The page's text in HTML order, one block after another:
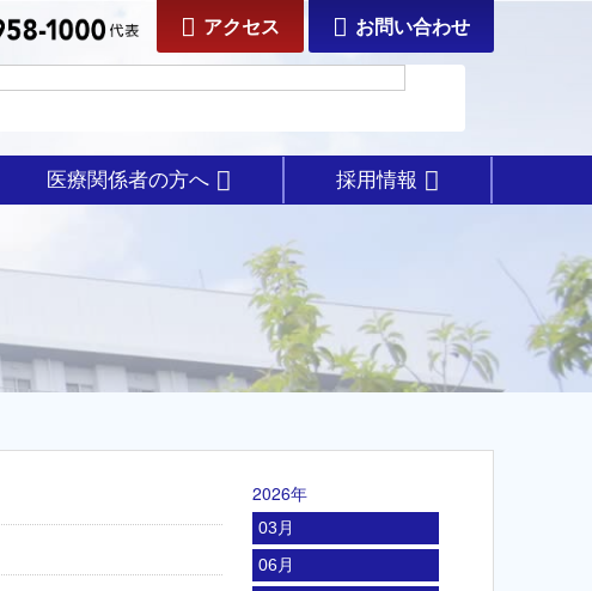
アクセス お問い合わせ
医療関係者の方へ 採用情報
2026年
03月
06月